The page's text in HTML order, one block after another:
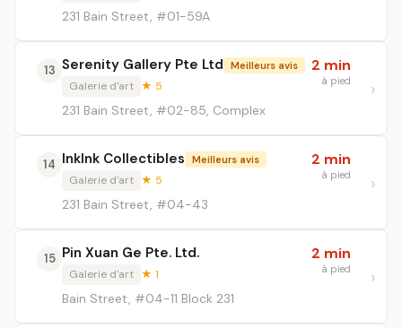
231 Bain Street, #01-59A
13 Serenity Gallery Pte Ltd Meilleurs avis
Galerie d'art ★ 5
231 Bain Street, #02-85, Complex
2 min
à pied
14 InkInk Collectibles Meilleurs avis
Galerie d'art ★ 5
231 Bain Street, #04-43
2 min
à pied
15 Pin Xuan Ge Pte. Ltd.
Galerie d'art ★ 1
Bain Street, #04-11 Block 231
2 min
à pied